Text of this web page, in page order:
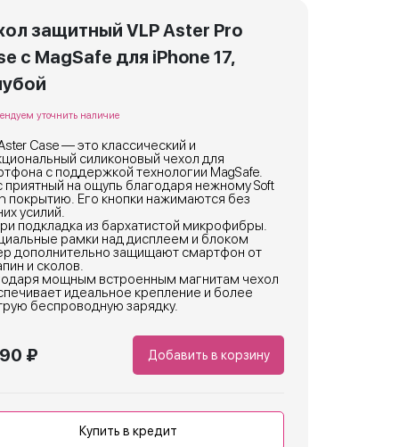
защитный VLP Aster Pro
с MagSafe для iPhone 17,
уточнить наличие
Case — это классический и
силиконовый чехол для
с поддержкой технологии MagSafe.
приятный на ощупь благодаря нежному Soft
покрытию. Его кнопки нажимаются без
усилий.
подкладка из бархатистой микрофибры.
рамки над дисплеем и блоком
дополнительно защищают смартфон от
и сколов.
мощным встроенным магнитам чехол
идеальное крепление и более
беспроводную зарядку.
₽ Добавить в корзину
Купить в кредит